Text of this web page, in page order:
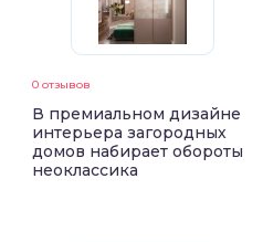
0 отзывов
В премиальном дизайне
интерьера загородных
домов набирает обороты
неоклассика